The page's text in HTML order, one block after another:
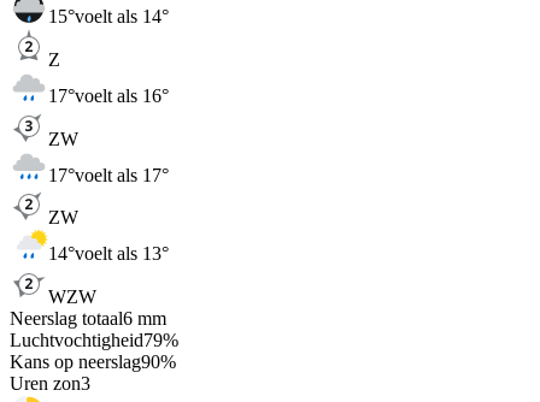
15°voelt als 14°
Z
17°voelt als 16°
ZW
17°voelt als 17°
ZW
14°voelt als 13°
WZW
Neerslag totaal6 mm
Luchtvochtigheid79%
Kans op neerslag90%
Uren zon3